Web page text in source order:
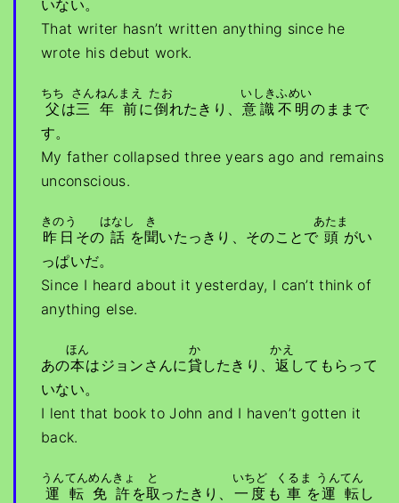
いない。
That writer hasn’t written anything since he
wrote his debut work.
父
ちち
は三年前
さんねんまえ
に倒
たお
れたきり、 意識不明
いしきふめい
のままで
す。
My father collapsed three years ago and remains
unconscious.
昨日
きのう
その 話
はなし
を聞
き
いたっきり、そのことで 頭
あたま
がい
っぱいだ。
Since I heard about it yesterday, I can’t think of
anything else.
あの本
ほん
はジョンさんに貸
か
したきり、 返
かえ
してもらって
いない。
I lent that book to John and I haven’t gotten it
back.
運転免許
うんてんめんきょ
を取
と
ったきり、 一度
いちど
も 車
くるま
を運転
うんてん
し